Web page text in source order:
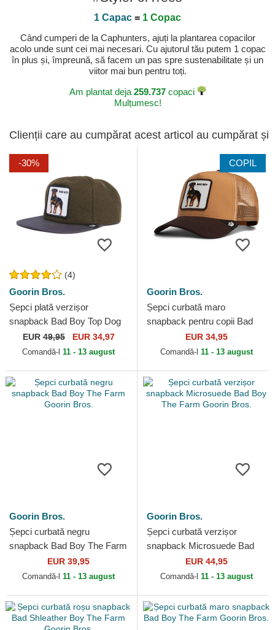
1 Capac = 1 Copac
Când cumperi de la Caphunters, ajuți la plantarea copacilor
acolo unde sunt cei mai necesari. Cu ajutorul tău putem 1 copac
în plus și, împreună, să facem un pas spre sustenabilitate și un
viitor mai bun pentru toți.
Am plantat deja 259.737copaci
Mulțumesc!
Clienții care au cumpărat acest articol au cumpărat și
-30%
(4)
Goorin Bros.
Șepci plată verzișor
snapback Bad Boy Top Dog
The Farm Flats The Farm
Goorin Bros.
EUR49,95 EUR 34,97
Comandă-l 11 - 13 august
COPIL
Goorin Bros.
Șepci curbată maro
snapback pentru copii Bad
Boy Mini The Farm Goorin
Bros.
EUR 34,95
Comandă-l 11 - 13 august
Goorin Bros.
Șepci curbată negru
snapback Bad Boy The Farm
Goorin Bros.EUR 39,95
Comandă-l 11 - 13 august
Goorin Bros.
Șepci curbată verzișor
snapback Microsuede Bad
Boy The Farm Goorin Bros.
EUR 44,95
Comandă-l 11 - 13 august